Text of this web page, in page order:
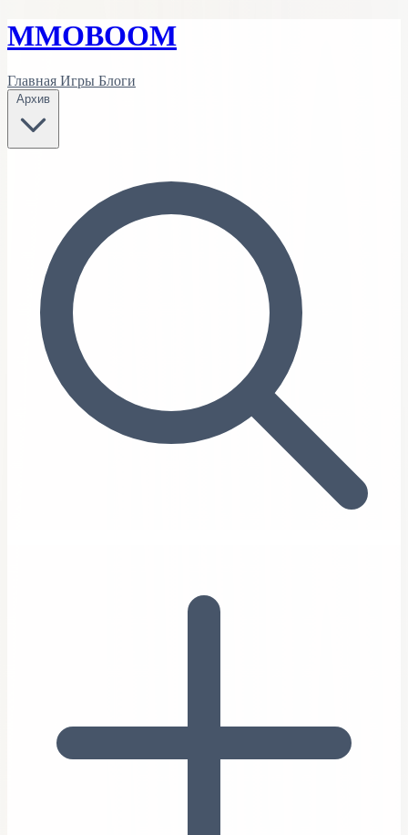
MMOBOOM
Главная Игры Блоги
Архив